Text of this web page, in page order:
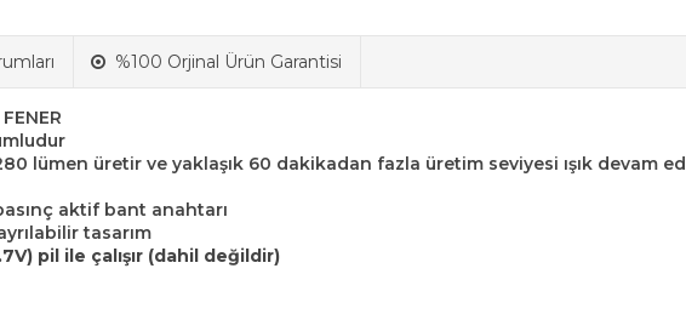
%100 Orjinal Ürün Garantisi
280 lümen üretir ve yaklaşık 60 dakikadan fazla üretim seviyesi ışık devam
aktif bant anahtarı
tasarım
pil ile çalışır (dahil değildir)